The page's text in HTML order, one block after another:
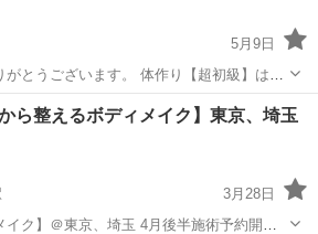
5月9日
ます。 体作り【超初級】は場
つでもどこでも、お客様のご希望される
4回 130,000円(税込)
から整えるボディメイク】東京、埼玉
3月28日
イク】＠東京、埼玉 4月後半施術予約開始